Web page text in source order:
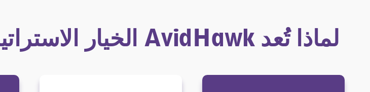
لماذا تُعد AvidHawk الخيار الاستراتيجي لشركتك؟